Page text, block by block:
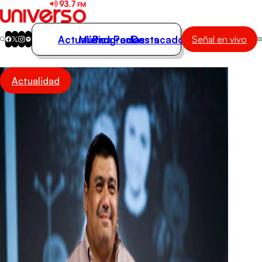
Actualidad
Música
Destacados
Actualidad
Música
Programas
Podcasts
Destacados Señal en vivo
Actualidad